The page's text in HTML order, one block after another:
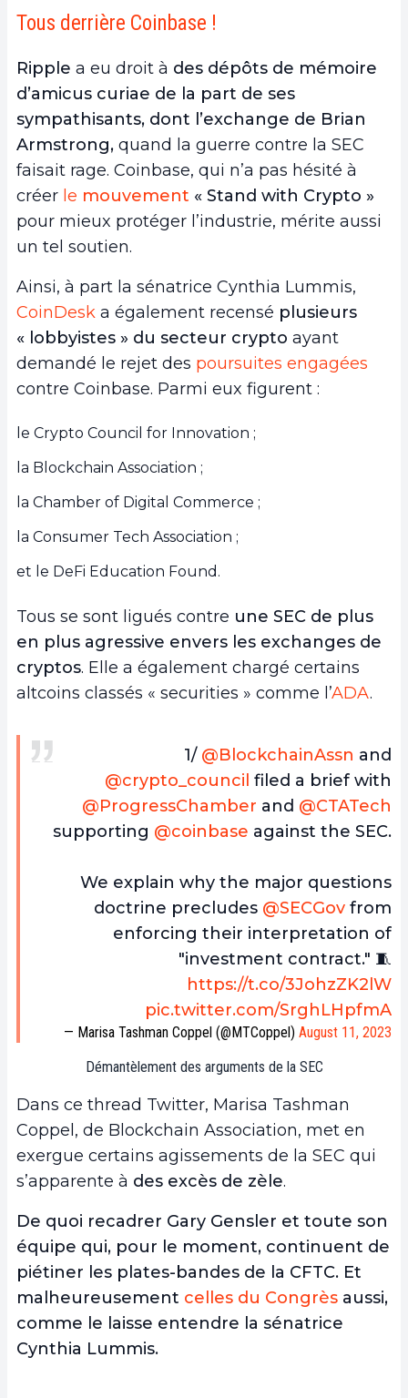
Tous derrière Coinbase !
Ripple a eu droit à des dépôts de mémoire
d’amicus curiae de la part de ses
sympathisants, dont l’exchange de Brian
Armstrong, quand la guerre contre la SEC
faisait rage. Coinbase, qui n’a pas hésité à
créer le mouvement « Stand with Crypto »
pour mieux protéger l’industrie, mérite aussi
un tel soutien.
Ainsi, à part la sénatrice Cynthia Lummis,
CoinDesk a également recensé plusieurs
« lobbyistes » du secteur crypto ayant
demandé le rejet des poursuites engagées
contre Coinbase. Parmi eux figurent :
le Crypto Council for Innovation ;
la Blockchain Association ;
la Chamber of Digital Commerce ;
la Consumer Tech Association ;
et le DeFi Education Found.
Tous se sont ligués contre une SEC de plus
en plus agressive envers les exchanges de
cryptos. Elle a également chargé certains
altcoins classés « securities » comme l’ADA.
1/ @BlockchainAssn and
@crypto_council filed a brief with
@ProgressChamber and @CTATech
supporting @coinbase against the SEC.
We explain why the major questions
doctrine precludes @SECGov from
enforcing their interpretation of
"investment contract." 🧵
https://t.co/3JohzZK2lW
pic.twitter.com/SrghLHpfmA
— Marisa Tashman Coppel (@MTCoppel) August 11, 2023
Démantèlement des arguments de la SEC
Dans ce thread Twitter, Marisa Tashman
Coppel, de Blockchain Association, met en
exergue certains agissements de la SEC qui
s’apparente à des excès de zèle.
De quoi recadrer Gary Gensler et toute son
équipe qui, pour le moment, continuent de
piétiner les plates-bandes de la CFTC. Et
malheureusement celles du Congrès aussi,
comme le laisse entendre la sénatrice
Cynthia Lummis.